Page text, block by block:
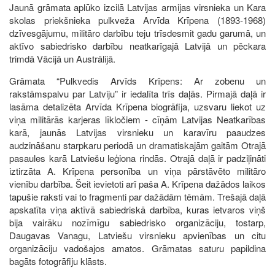
Jaunā grāmata aplūko izcilā Latvijas armijas virsnieka un Kara
skolas priekšnieka pulkveža Arvīda Krīpena (1893-1968)
dzīvesgājumu, militāro darbību teju trīsdesmit gadu garumā, un
aktīvo sabiedrisko darbību neatkarīgajā Latvijā un pēckara
trimdā Vācijā un Austrālijā.
Grāmata “Pulkvedis Arvīds Krīpens: Ar zobenu un
rakstāmspalvu par Latviju” ir iedalīta trīs daļās. Pirmajā daļā ir
lasāma detalizēta Arvīda Krīpena biogrāfija, uzsvaru liekot uz
viņa militārās karjeras līkločiem - cīņām Latvijas Neatkarības
karā, jaunās Latvijas virsnieku un karavīru paaudzes
audzināšanu starpkaru periodā un dramatiskajām gaitām Otrajā
pasaules karā Latviešu leģiona rindās. Otrajā daļā ir padziļināti
iztirzāta A. Krīpena personība un viņa pārstāvēto militāro
vienību darbība. Šeit ievietoti arī paša A. Krīpena dažādos laikos
tapušie raksti vai to fragmenti par dažādām tēmām. Trešajā daļā
apskatīta viņa aktīvā sabiedriskā darbība, kuras ietvaros viņš
bija vairāku nozīmīgu sabiedrisko organizāciju, tostarp,
Daugavas Vanagu, Latviešu virsnieku apvienības un citu
organizāciju vadošajos amatos. Grāmatas saturu papildina
bagāts fotogrāfiju klāsts.